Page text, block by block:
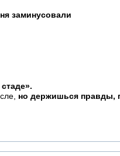
заминусовали
но держишься правды,